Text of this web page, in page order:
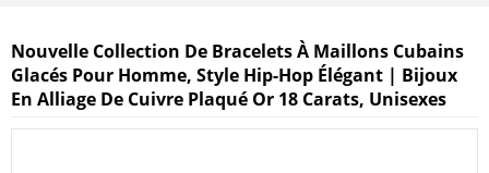
Nouvelle Collection De Bracelets À Maillons Cubains
Glacés Pour Homme, Style Hip-Hop Élégant | Bijoux
En Alliage De Cuivre Plaqué Or 18 Carats, Unisexes